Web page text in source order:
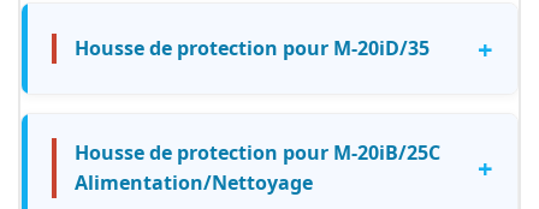
Housse de protection pour M-20iD/35 +
Housse de protection pour M-20iB/25C
Alimentation/Nettoyage
+